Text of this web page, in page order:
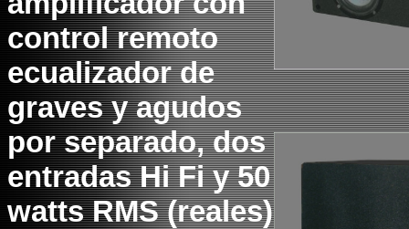
control remoto
ecualizador de
graves y agudos
por separado, dos
entradas Hi Fi y 50
watts RMS (reales)